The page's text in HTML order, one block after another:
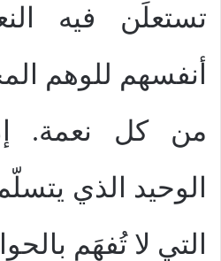
تستعلَن فيه
أنفسهم للوهم
من كل نعمة.
الوحيد الذي
التي لا تُفهَم